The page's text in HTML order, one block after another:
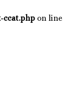
on line